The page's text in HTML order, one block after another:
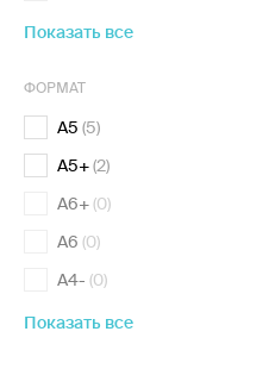
Показать все
ФОРМАТ
А5 (5)
А5+(2)
А6+(0)
А6 (0)
А4- (0)
Показать все